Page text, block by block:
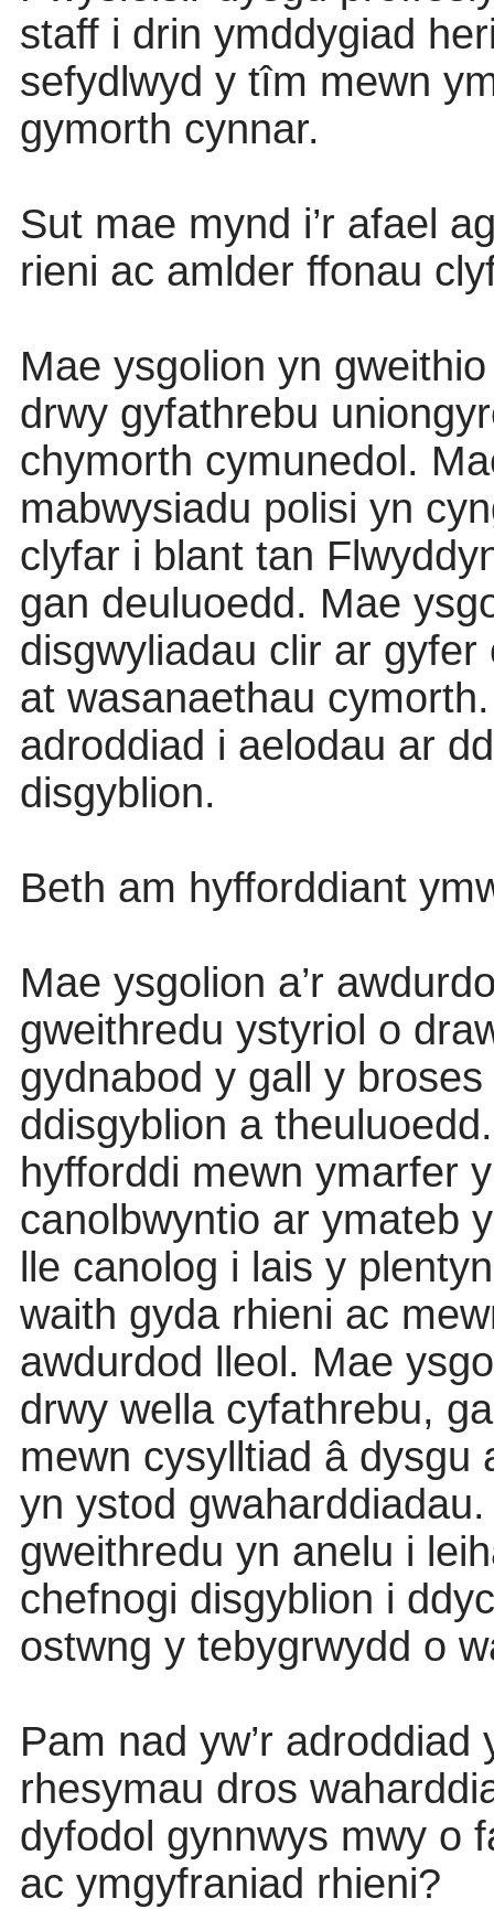
staff i drin ymddygiad
sefydlwyd y tîm mewn
gymorth cynnar.
Sut mae mynd i’r afael
rieni ac amlder ffonau
Mae ysgolion yn
drwy gyfathrebu
chymorth cymunedol.
mabwysiadu polisi yn
clyfar i blant tan
gan deuluoedd. Mae
disgwyliadau clir ar
at wasanaethau
adroddiad i aelodau ar
disgyblion.
Beth am hyfforddiant
Mae ysgolion a’r
gweithredu ystyriol o
gydnabod y gall y
ddisgyblion a
hyfforddi mewn ymarfer
canolbwyntio ar ymateb
lle canolog i lais y
waith gyda rhieni ac
awdurdod lleol. Mae
drwy wella cyfathrebu,
mewn cysylltiad â dysgu
yn ystod
gweithredu yn anelu i
chefnogi disgyblion i
ostwng y tebygrwydd o
Pam nad yw’r adroddiad
rhesymau dros
dyfodol gynnwys mwy o
ac ymgyfraniad rhieni?